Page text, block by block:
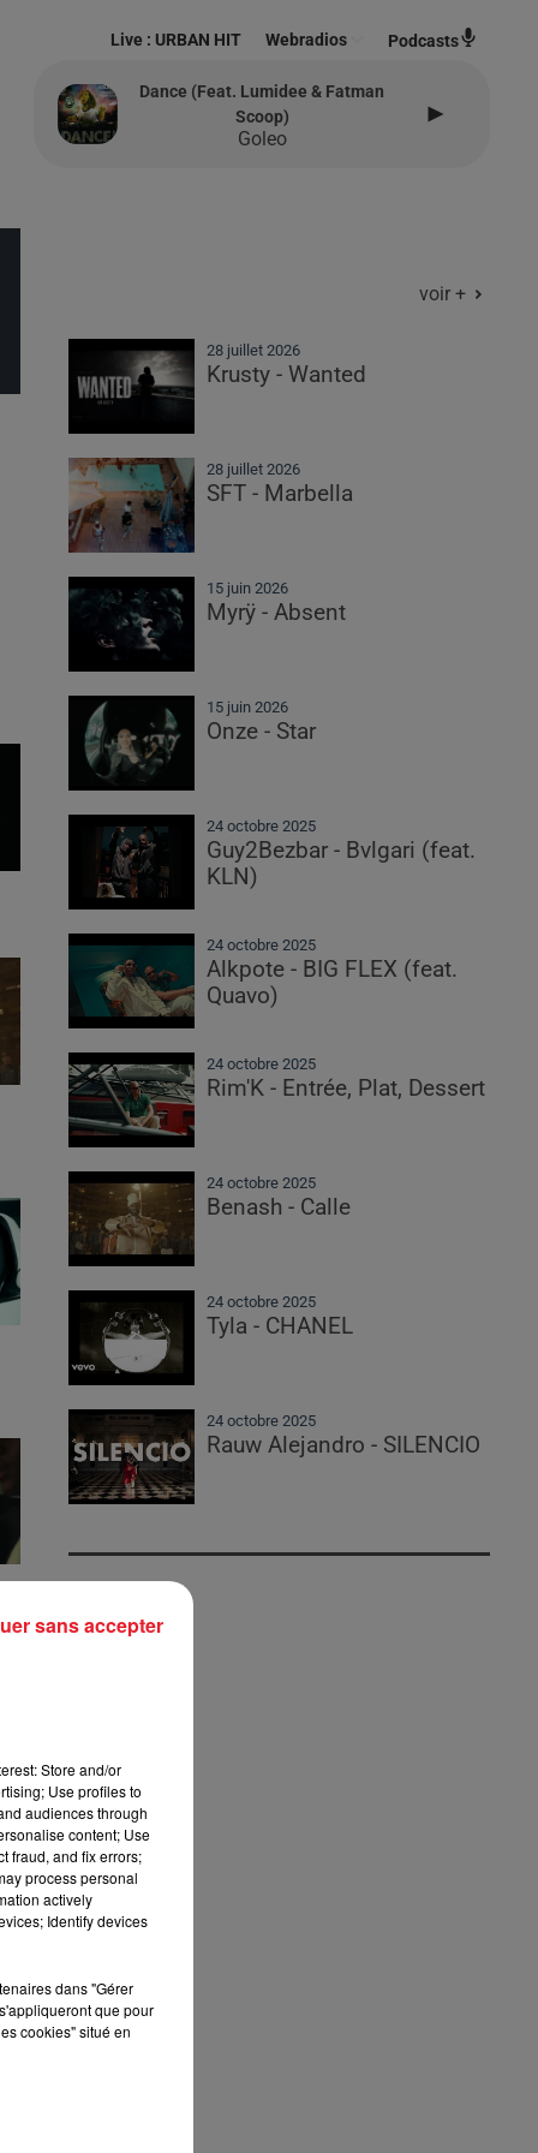
Live : URBAN HIT Webradios Podcasts
Dance (feat. Lumidee & Fatman
Scoop)
Goleo
voir +
28 juillet 2026
Krusty - Wanted
28 juillet 2026
SFT - Marbella
15 juin 2026
Myrÿ - Absent
15 juin 2026
Onze - Star
24 octobre 2025
Guy2Bezbar - Bvlgari (feat.
KLN)
24 octobre 2025
Alkpote - BIG FLEX (feat.
Quavo)
24 octobre 2025
Rim'K - Entrée, Plat, Dessert
24 octobre 2025
Benash - Calle
24 octobre 2025
Tyla - CHANEL
24 octobre 2025
Rauw Alejandro - SILENCIO
Store and/or
Use profiles to
audiences through
content; Use
fraud, and fix errors;
process personal
actively
Identify devices
dans "Gérer
que pour
cookies" situé en
sans accepter